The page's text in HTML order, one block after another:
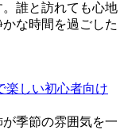
誰と訪れても心地
な時間を過ごした
楽しい初心者向け
季節の雰囲気を一